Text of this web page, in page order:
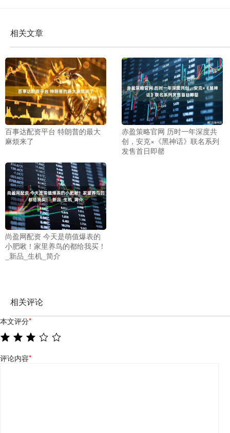
相关文章
百事达配资平台 特朗普的最大
麻烦来了
赤盈策略官网 历时一年深度共
创，安克×《黑神话》联名系列
发售首日即罄
尚盈网配资 今天是萌值爆表的
小肥啾！家里养鸟的都给我买！
_新品_生机_简介
相关评论
本文评分*
评论内容*